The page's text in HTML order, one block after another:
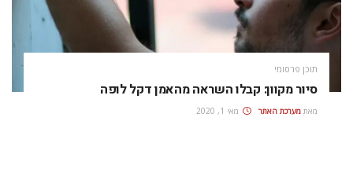
תוכן פרסומי
סיור מקוון: קבלו השראה מהאמן דקל לופה
מאת מערכת האתר מאי 1, 2020